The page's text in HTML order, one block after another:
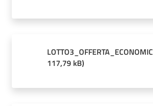
117,79 kB)